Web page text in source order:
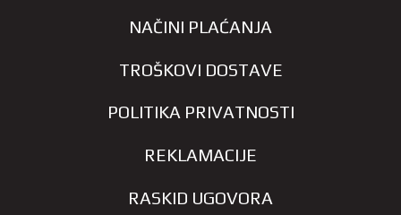
NAČINI PLAĆANJA
TROŠKOVI DOSTAVE
POLITIKA PRIVATNOSTI
REKLAMACIJE
RASKID UGOVORA